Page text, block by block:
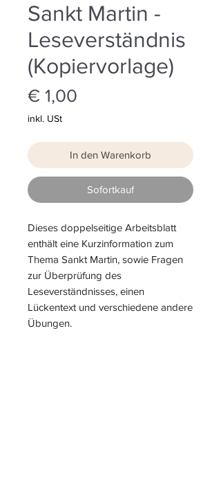
Sankt Martin -
Leseverständnis
(Kopiervorlage)
€ 1,00
inkl. USt
In den Warenkorb
Sofortkauf
Dieses doppelseitige Arbeitsblatt
enthält eine Kurzinformation zum
Thema Sankt Martin, sowie Fragen
zur Überprüfung des
Leseverständnisses, einen
Lückentext und verschiedene andere
Übungen.